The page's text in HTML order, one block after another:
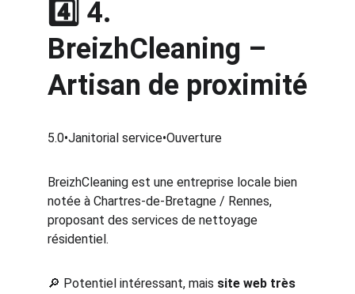
4️⃣ 4.
BreizhCleaning –
Artisan de proximité
5.0•Janitorial service•Ouverture
BreizhCleaning est une entreprise locale bien
notée à Chartres‑de‑Bretagne / Rennes,
proposant des services de nettoyage
résidentiel.
🔎 Potentiel intéressant, mais site web très